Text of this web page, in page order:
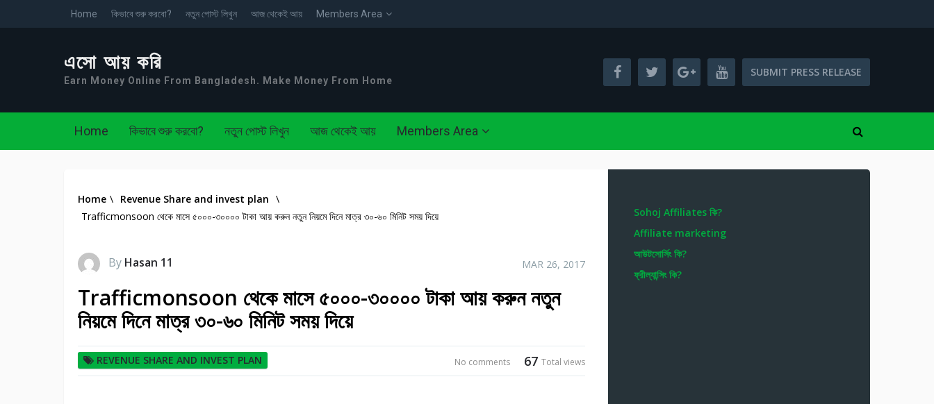
Home কিভাবে শুরু করবো? নতুন পোস্ট লিখুন আজ থেকেই আয় Members Area
এসো আয় করি
Earn Money Online From Bangladesh. Make Money From Home
SUBMIT PRESS RELEASE
Home কিভাবে শুরু করবো? নতুন পোস্ট লিখুন আজ থেকেই আয় Members Area
Home \ Revenue Share and invest plan \
Trafficmonsoon থেকে মাসে ৫০০০-৩০০০০ টাকা আয় করুন নতুন নিয়মে দিনে মাত্র ৩০-৬০ মিনিট সময় দিয়ে
By Hasan 11 MAR 26, 2017
Trafficmonsoon থেকে মাসে ৫০০০-৩০০০০ টাকা আয় করুন নতুন
নিয়মে দিনে মাত্র ৩০-৬০ মিনিট সময় দিয়ে
REVENUE SHARE AND INVEST PLAN 67 Total views
No comments
Sohoj Affiliates কি?
Affiliate marketing
আউটসোর্সিং কি?
ফ্রীল্যান্সিং কি?